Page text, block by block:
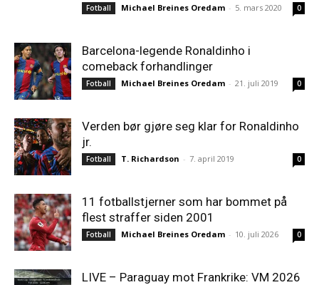
Fotball Michael Breines Oredam - 5. mars 2020 0
Barcelona-legende Ronaldinho i
comeback forhandlinger
Fotball Michael Breines Oredam - 21. juli 2019 0
Verden bør gjøre seg klar for Ronaldinho
jr.
Fotball T. Richardson - 7. april 2019 0
11 fotballstjerner som har bommet på
flest straffer siden 2001
Fotball Michael Breines Oredam - 10. juli 2026 0
LIVE – Paraguay mot Frankrike: VM 2026